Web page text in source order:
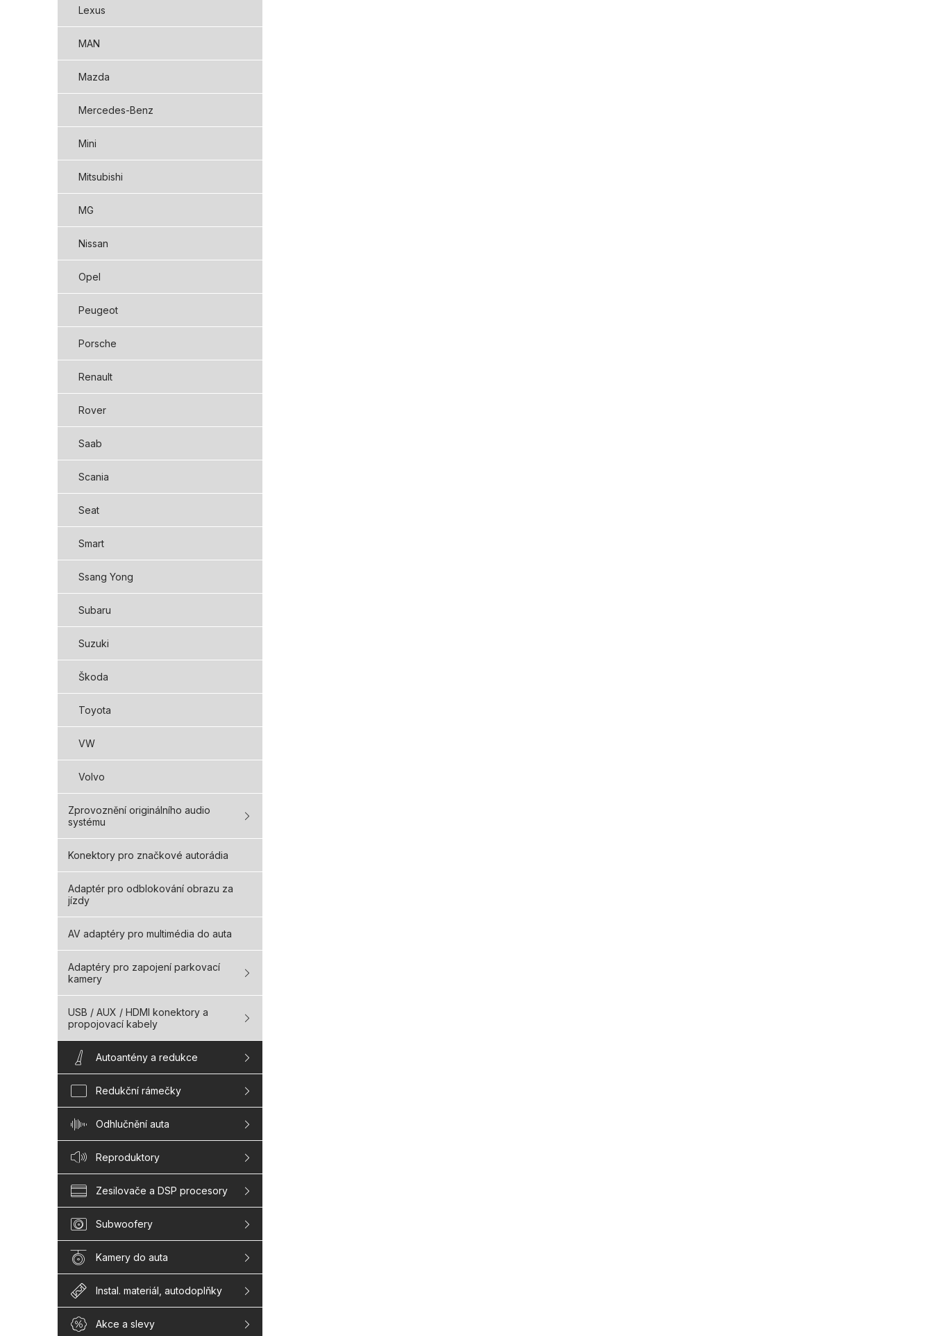
Lexus
MAN
Mazda
Mercedes-Benz
Mini
Mitsubishi
MG
Nissan
Opel
Peugeot
Porsche
Renault
Rover
Saab
Scania
Seat
Smart
Ssang Yong
Subaru
Suzuki
Škoda
Toyota
VW
Volvo
Zprovoznění originálního audio
systému
Konektory pro značkové autorádia
Adaptér pro odblokování obrazu za
jízdy
AV adaptéry pro multimédia do auta
Adaptéry pro zapojení parkovací
kamery
USB / AUX / HDMI konektory a
propojovací kabely
Autoantény a redukce
Redukční rámečky
Odhlučnění auta
Reproduktory
Zesilovače a DSP procesory
Subwoofery
Kamery do auta
Instal. materiál, autodoplňky
Akce a slevy